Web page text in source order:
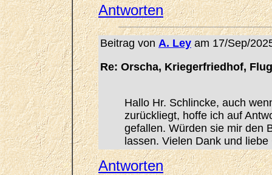
Antworten
Beitrag von A. Ley am 17/Sep/
Re: Orscha, Kriegerfriedhof,
Hallo Hr. Schlincke, auch
zurückliegt, hoffe ich auf
gefallen. Würden sie mir den
lassen. Vielen Dank und
Antworten